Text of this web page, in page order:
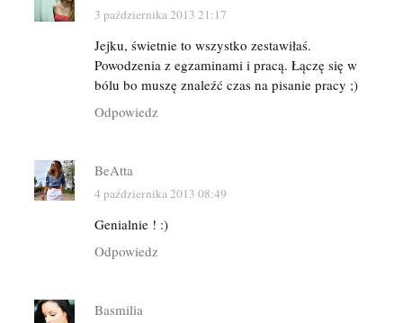
3 października 2013 21:17
Jejku, świetnie to wszystko zestawiłaś.
Powodzenia z egzaminami i pracą. Łączę się w
bólu bo muszę znaleźć czas na pisanie pracy ;)
Odpowiedz
BeAtta
4 października 2013 08:49
Genialnie ! :)
Odpowiedz
Basmilia